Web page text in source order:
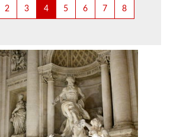
2 3 4 5 6 7 8